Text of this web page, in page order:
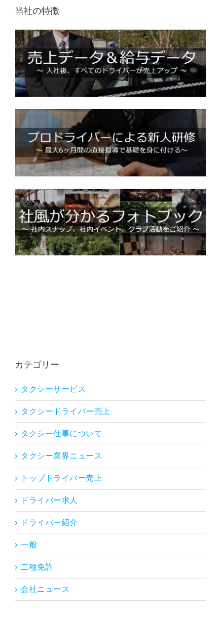
当社の特徴
カテゴリー
タクシーサービス
タクシードライバー売上
タクシー仕事について
タクシー業界ニュース
トップドライバー売上
ドライバー求人
ドライバー紹介
一般
二種免許
会社ニュース